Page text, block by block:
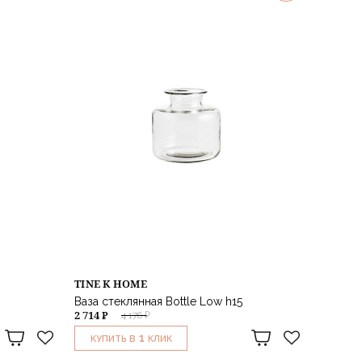
TINE K HOME
Ваза стеклянная Bottle Low h15
4 176 ₽
2 714 ₽
КУПИТЬ В 1 КЛИК